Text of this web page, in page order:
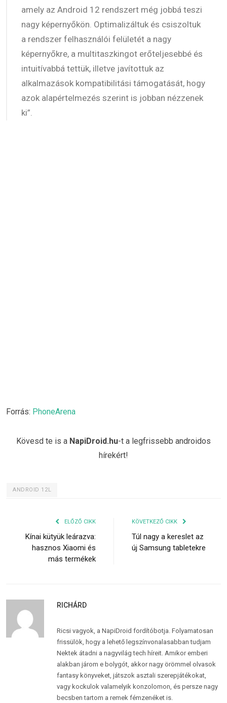
amely az Android 12 rendszert még jobbá teszi
nagy képernyőkön. Optimalizáltuk és csiszoltuk
a rendszer felhasználói felületét a nagy
képernyőkre, a multitaszkingot erőteljesebbé és
intuitívabbá tettük, illetve javítottuk az
alkalmazások kompatibilitási támogatását, hogy
azok alapértelmezés szerint is jobban nézzenek
ki”.
Forrás: PhoneArena
Kövesd te is a NapiDroid.hu-t a legfrissebb androidos
hírekért!
ANDROID 12L
ELŐZŐ CIKK
Kínai kütyük leárazva:
hasznos Xiaomi és
más termékek
KÖVETKEZŐ CIKK
Túl nagy a kereslet az
új Samsung tabletekre
RICHÁRD
Ricsi vagyok, a NapiDroid fordítóbotja. Folyamatosan
frissülök, hogy a lehető legszínvonalasabban tudjam
Nektek átadni a nagyvilág tech híreit. Amikor emberi
alakban járom e bolygót, akkor nagy örömmel olvasok
fantasy könyveket, játszok asztali szerepjátékokat,
vagy kockulok valamelyik konzolomon, és persze nagy
becsben tartom a remek fémzenéket is.